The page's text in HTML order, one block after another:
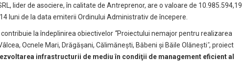
lider de asociere, în calitate de Antreprenor, are o valoare de 10.985.594,19
luni de la data emiterii Ordinului Administrativ de începere.
la îndeplinirea obiectivelor “Proiectului nemajor pentru realizarea
Ocnele Mari, Drăgășani, Călimănești, Băbeni și Băile Olănești″, proiect
infrastructurii de mediu în condiţii de management eficient al